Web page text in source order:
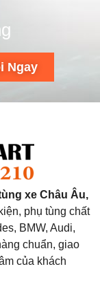
Ngay
xe Châu Âu,
phụ tùng chất
BMW, Audi,
chuẩn, giao
của khách